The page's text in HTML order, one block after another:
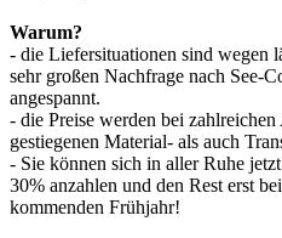
Warum?
- die Liefersituationen sind wegen
sehr großen Nachfrage nach See-
angespannt.
- die Preise werden bei
gestiegenen Material- als auch
- Sie können sich in aller Ruhe
30% anzahlen und den Rest erst
kommenden Frühjahr!